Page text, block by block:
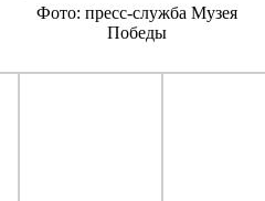
Фото: пресс-служба Музея
Победы